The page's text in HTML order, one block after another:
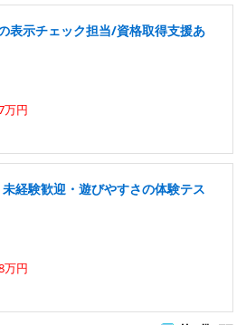
表示チェック担当/資格取得支援あ
万円
経験歓迎・遊びやすさの体験テス
万円